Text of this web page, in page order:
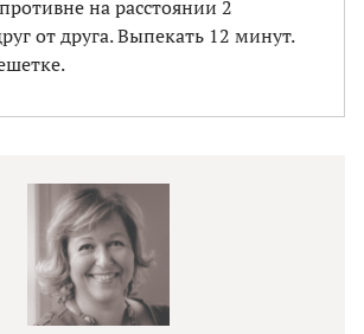
на расстоянии 2
от друга. Выпекать 12 минут.